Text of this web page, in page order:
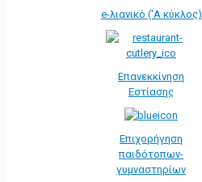
e-λιανικό ('Α κύκλος)
Επανεκκίνηση
Εστίασης
Επιχορήγηση
παιδότοπων-
γυμναστηρίων